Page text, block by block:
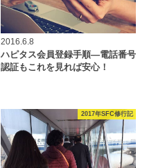
2016.6.8
ハピタス会員登録手順―電話番号
認証もこれを見れば安心！
2017年SFC修行記